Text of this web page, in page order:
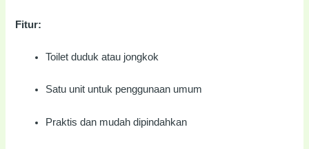
Fitur:
Toilet duduk atau jongkok
Satu unit untuk penggunaan umum
Praktis dan mudah dipindahkan